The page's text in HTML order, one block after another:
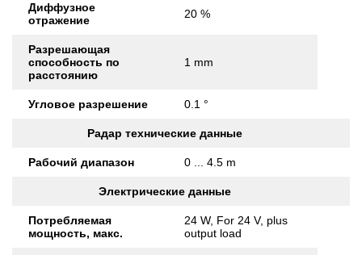
Диффузное
отражение
20 %
Разрешающая
способность по
расстоянию
1 mm
Угловое разрешение 0.1 °
Радар технические данные
Рабочий диапазон 0 ... 4.5 m
Электрические данные
Потребляемая
мощность, макс.
24 W, For 24 V, plus
output load